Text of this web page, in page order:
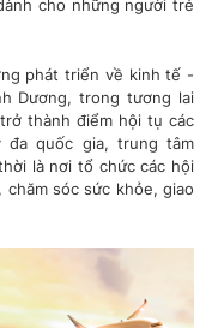
cho những người trẻ
phát triển về kinh tế -
Dương, trong tương lai
thành điểm hội tụ các
đa quốc gia, trung tâm
là nơi tổ chức các hội
sóc sức khỏe, giao